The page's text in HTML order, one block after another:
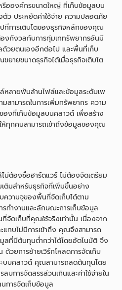
รือองค์กรขนาดใหญ่ ที่เก็บข้อมูลบน
ว ประหยัดค่าใช้จ่าย ความปลอดภัย
ปที่การเติบโตของธุรกิจหลักของคุณ
งกังวลกับการทุ่มเททรัพยากรอันมี
วยตนเองอีกต่อไป และพื้นที่เก็บ
ยายขนาดธุรกิจได้เมื่อธุรกิจเติบโต
ลายพันล้านไฟล์และข้อมูลระดับเพ
สามารถในการเพิ่มทรัพยากร ความ
องที่เก็บข้อมูลบนคลาวด์ เพื่อสร้าง
ทุกคนสามารถเข้าถึงข้อมูลของคุณ
ม่ต้องซื้อฮาร์ดแวร์ ไม่ต้องจัดเตรียม
ติมสำหรับธุรกิจที่เพิ่มขึ้นอย่าง
ความจุของพื้นที่จัดเก็บได้ตาม
ทำงานและลักษณะการเก็บข้อมูล
ที่จัดเก็บที่คุณใช้จริงเท่านั้น เนื่องจาก
แทบไม่มีการเข้าถึง คุณจึงสามารถ
ที่มีต้นทุนต่ำกว่าได้โดยอัตโนมัติ จึง
วยการย้ายเวิร์กโหลดการจัดเก็บ
บบคลาวด์ คุณสามารถลดต้นทุนโดย
ลบการจัดสรรส่วนเกินและค่าใช้จ่ายใน
การจัดเก็บข้อมูล